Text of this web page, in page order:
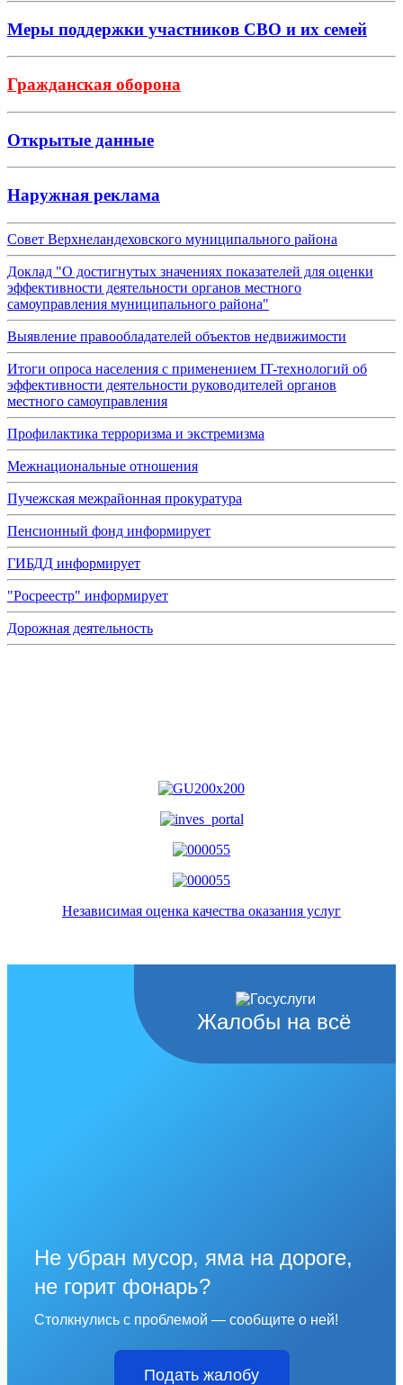
Меры поддержки участников СВО и их семей
Гражданская оборона
Открытые данные
Наружная реклама
Совет Верхнеландеховского муниципального района
Доклад "О достигнутых значениях показателей для оценки
эффективности деятельности органов местного
самоуправления муниципального района"
Выявление правообладателей объектов недвижимости
Итоги опроса населения с применением IT-технологий об
эффективности деятельности руководителей органов
местного самоуправления
Профилактика терроризма и экстремизма
Межнациональные отношения
Пучежская межрайонная прокуратура
Пенсионный фонд информирует
ГИБДД информирует
"Росреестр" информирует
Дорожная деятельность
Независимая оценка качества оказания услуг
Жалобы на всё
Не убран мусор, яма на дороге,
не горит фонарь?
Столкнулись с проблемой — сообщите о ней!
Подать жалобу